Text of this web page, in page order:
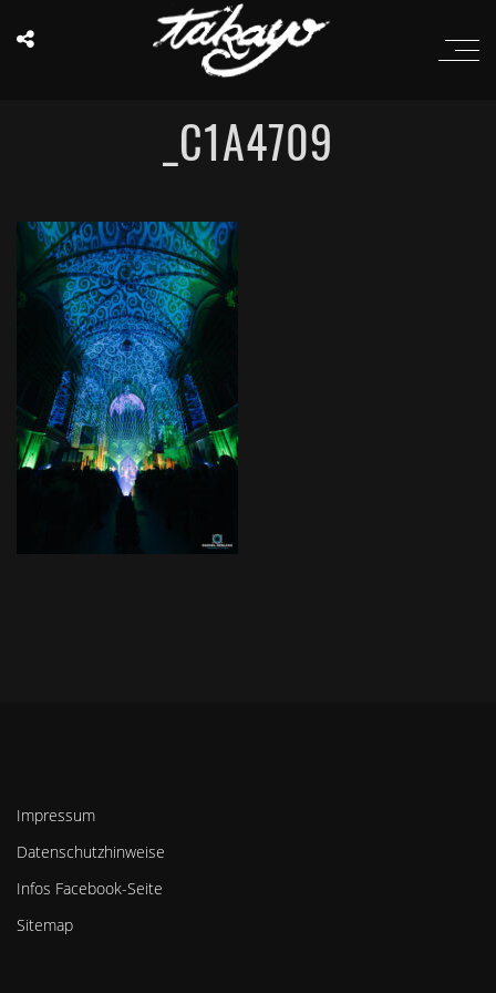
_C1A4709
Impressum
Datenschutzhinweise
Infos Facebook-Seite
Sitemap